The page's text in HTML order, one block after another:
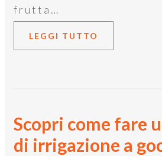
frutta…
LEGGI TUTTO
Scopri come fare
di irrigazione a